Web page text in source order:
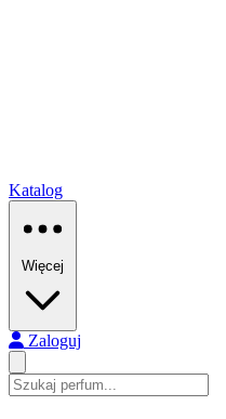
Katalog
Więcej
Zaloguj